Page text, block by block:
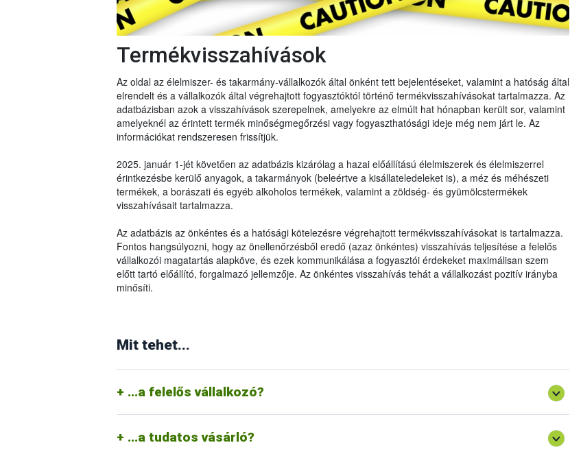
Termékvisszahívások
Az oldal az élelmiszer- és takarmány-vállalkozók által önként tett bejelentéseket, valamint a hatóság által
elrendelt és a vállalkozók által végrehajtott fogyasztóktól történő termékvisszahívásokat tartalmazza. Az
adatbázisban azok a visszahívások szerepelnek, amelyekre az elmúlt hat hónapban került sor, valamint
amelyeknél az érintett termék minőségmegőrzési vagy fogyaszthatósági ideje még nem járt le. Az
információkat rendszeresen frissítjük.
2025. január 1-jét követően az adatbázis kizárólag a hazai előállítású élelmiszerek és élelmiszerrel
érintkezésbe kerülő anyagok, a takarmányok (beleértve a kisállateledeleket is), a méz és méhészeti
termékek, a borászati és egyéb alkoholos termékek, valamint a zöldség- és gyümölcstermékek
visszahívásait tartalmazza.
Az adatbázis az önkéntes és a hatósági kötelezésre végrehajtott termékvisszahívásokat is tartalmazza.
Fontos hangsúlyozni, hogy az önellenőrzésből eredő (azaz önkéntes) visszahívás teljesítése a felelős
vállalkozói magatartás alapköve, és ezek kommunikálása a fogyasztói érdekeket maximálisan szem
előtt tartó előállító, forgalmazó jellemzője. Az önkéntes visszahívás tehát a vállalkozást pozitív irányba
minősíti.
Mit tehet...
...a felelős vállalkozó?
(forgalomból való kivonás, termékvisszahívás) és haladéktalanul tájékoztatnia kell az élelmiszerlánc-
életbe léptetéséhez a vállalkozóknak önellenőrzési, minőségbiztosítási, nyomon követési
rendszereket kell működtetniük.
...a tudatos vásárló?
jelezzük a vállalkozásnak (általában a vásárlás helyén), valamint bejelentjük az élelmiszerlánc-
felügyeleti hatóságnak. Ezzel hozzájárulhatunk ahhoz, hogy a vállalkozó megtehesse a szükséges
felhasználás).
A tudatos vásárló tisztában van azzal, hogy a vállalkozások által közzétett, önellenőrzésből eredő